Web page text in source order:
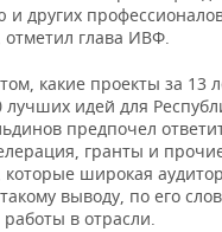
и других
отметил глава ИВФ.
какие проекты за 13
лучших идей для
предпочел
гранты и
которые широкая
выводу, по его
в отрасли.